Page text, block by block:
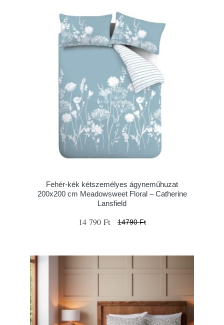
Fehér-kék kétszemélyes ágyneműhuzat
200x200 cm Meadowsweet Floral – Catherine
Lansfield
14 790 Ft 14790 Ft